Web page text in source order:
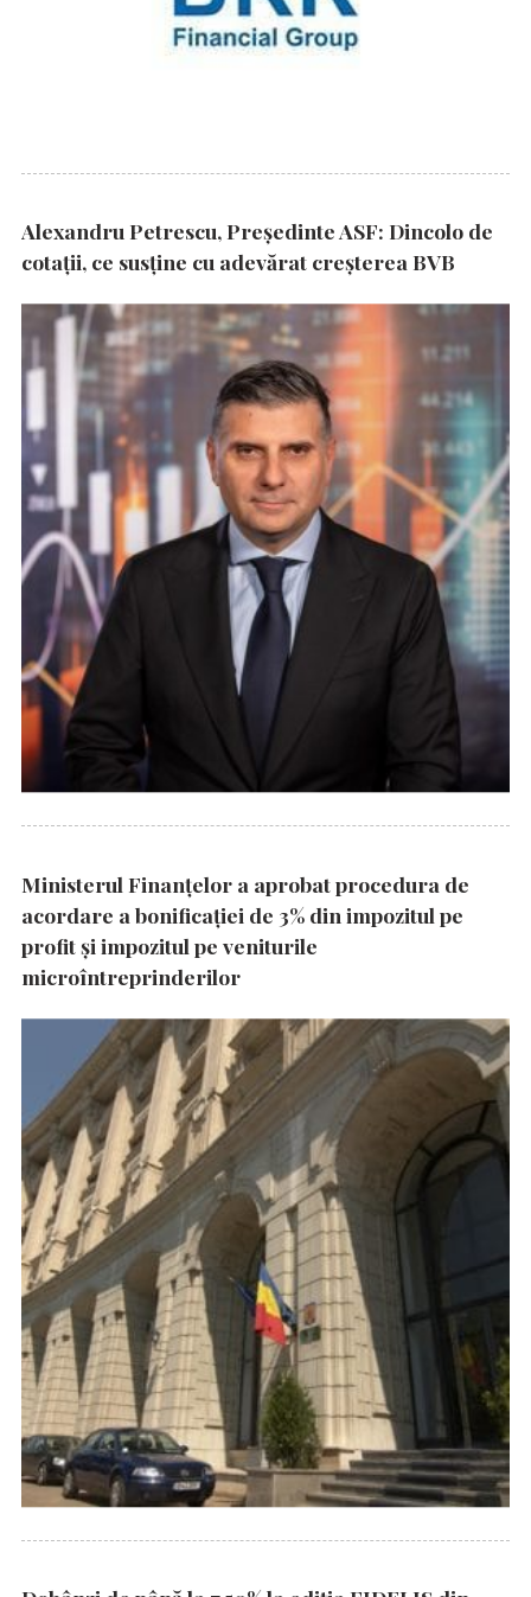
Alexandru Petrescu, Președinte ASF: Dincolo de
cotații, ce susține cu adevărat creșterea BVB
Ministerul Finanțelor a aprobat procedura de
acordare a bonificației de 3% din impozitul pe
profit și impozitul pe veniturile
microîntreprinderilor